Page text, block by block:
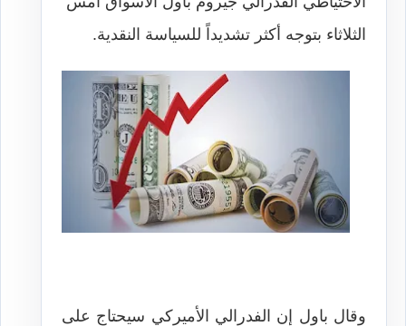
الثلاثاء بتوجه أكثر تشديداً للسياسة النقدية.
وقال باول إن الفدرالي الأميركي سيحتاج على